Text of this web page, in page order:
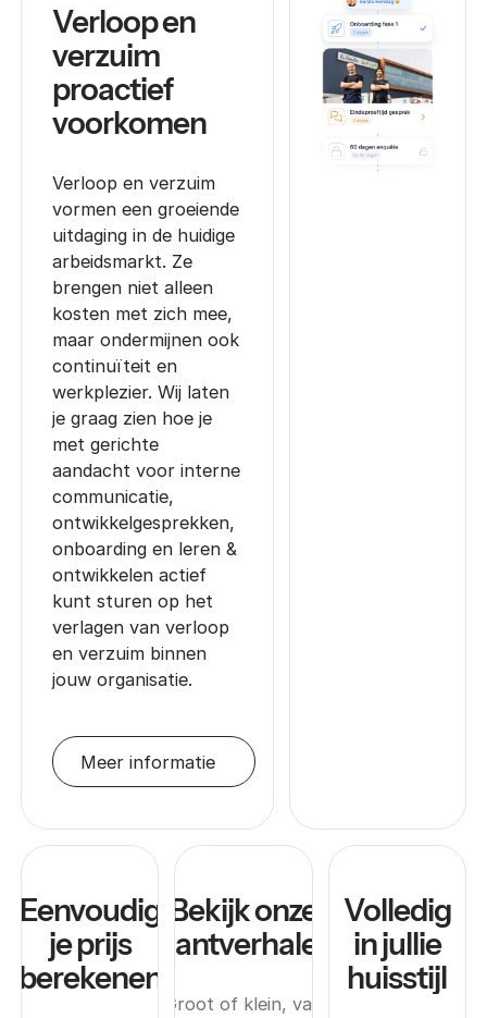
Verloop en
verzuim
proactief
voorkomen
Verloop en verzuim
vormen een groeiende
uitdaging in de huidige
arbeidsmarkt. Ze
brengen niet alleen
kosten met zich mee,
maar ondermijnen ook
continuïteit en
werkplezier. Wij laten
je graag zien hoe je
met gerichte
aandacht voor interne
communicatie,
ontwikkelgesprekken,
onboarding en leren &
ontwikkelen actief
kunt sturen op het
verlagen van verloop
en verzuim binnen
jouw organisatie.
Meer informatie
Eenvoudig
je prijs
berekenen
Bekijk onze
klantverhalen
Groot of klein, van
Volledig
in jullie
huisstijl